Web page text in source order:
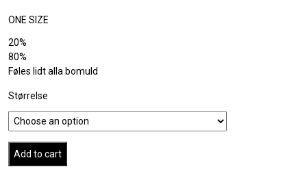
ONE SIZE
20%
80%
Føles lidt alla bomuld
Størrelse
Add to cart